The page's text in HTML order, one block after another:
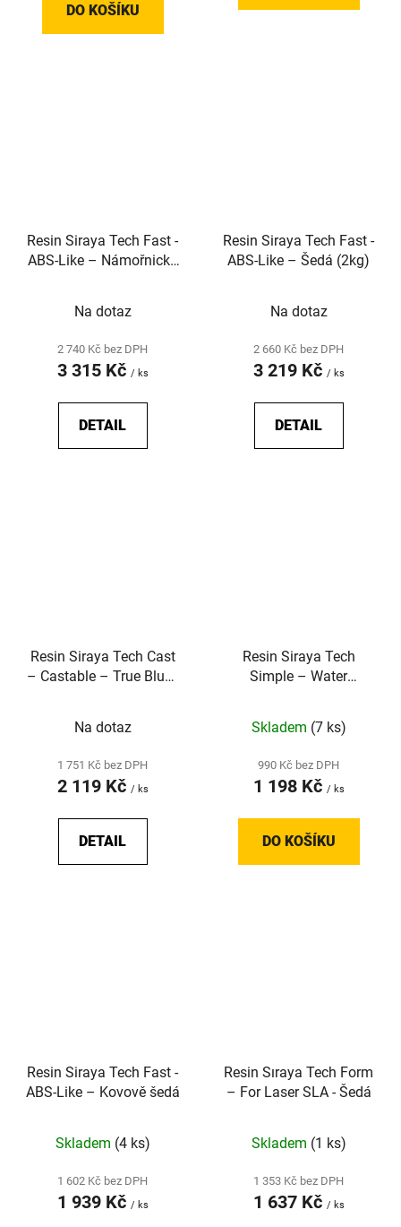
DO KOŠÍKU
Resin Siraya Tech Fast -
ABS-Like – Námořnická
Na dotaz
2 740 Kč bez DPH
3 315 Kč / ks
DETAIL
Resin Siraya Tech Fast -
ABS-Like – Šedá (2kg)
Na dotaz
2 660 Kč bez DPH
3 219 Kč / ks
DETAIL
Resin Siraya Tech Cast
– Castable – True Blue -
Na dotaz
1 751 Kč bez DPH
2 119 Kč / ks
DETAIL
Resin Siraya Tech
Simple – Water
Skladem (7 ks)
990 Kč bez DPH
1 198 Kč / ks
DO KOŠÍKU
Resin Siraya Tech Fast -
ABS-Like – Kovově šedá
Skladem (4 ks)
1 602 Kč bez DPH
1 939 Kč / ks
Resin Sıraya Tech Form
– For Laser SLA - Šedá
Skladem (1 ks)
1 353 Kč bez DPH
1 637 Kč / ks